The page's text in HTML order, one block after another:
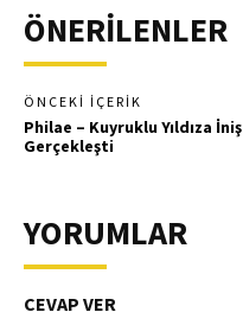
ÖNERİLENLER
ÖNCEKI İÇERIK
Philae – Kuyruklu Yıldıza İniş
Gerçekleşti
YORUMLAR
CEVAP VER